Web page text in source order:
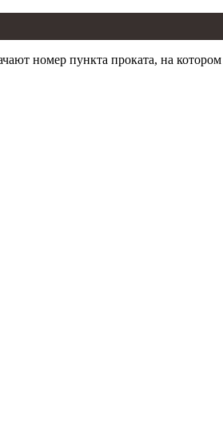
номер пункта проката, на